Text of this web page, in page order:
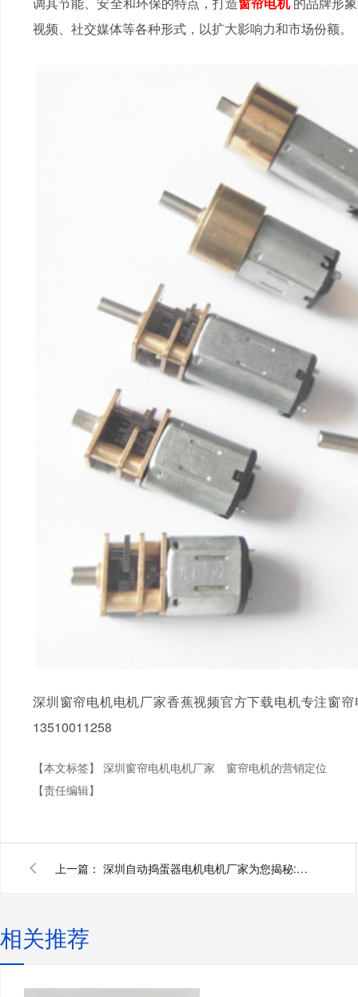
视频、社交媒体等各种形式，以扩大影响力和市场份额。
深圳窗帘电机电机厂家香蕉视频官方下载电机专注窗帘电
13510011258
【本文标签】 深圳窗帘电机电机厂家
窗帘电机的营销定位
【责任编辑】
上一篇： 深圳自动捣蛋器电机电机厂家为您揭秘:自动捣蛋器电机的选型
相关推荐